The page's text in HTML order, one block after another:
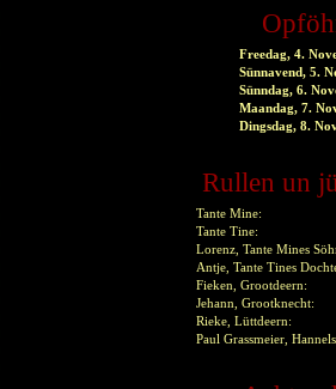
Freedag, 4.
Sünnavend, 5.
Sünndag, 6.
Maandag, 7.
Dingsdag, 8.
Rullen un
Tante Mine:
Tante Tine:
Lorenz, Tante Mines
Antje, Tante Tines
Fieken, Grootdeern:
Jehann, Grootknecht:
Rieke, Lüttdeern:
Paul Grassmeier,